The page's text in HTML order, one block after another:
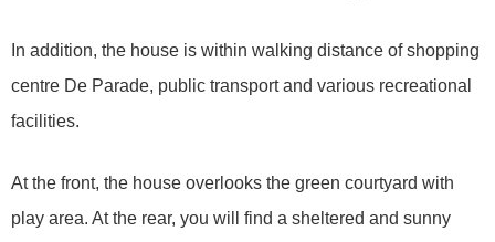
In addition, the house is within walking distance of shopping
centre De Parade, public transport and various recreational
facilities.
At the front, the house overlooks the green courtyard with
play area. At the rear, you will find a sheltered and sunny